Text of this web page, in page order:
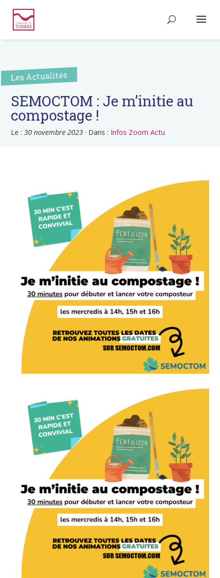
Les Actualités
SEMOCTOM : Je m’initie au
compostage !
Le :30 novembre 2023 · Dans : Infos Zoom Actu